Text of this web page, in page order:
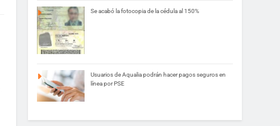
Se acabó la fotocopia de la cédula al 150%
Usuarios de Aqualia podrán hacer pagos seguros en
línea por PSE